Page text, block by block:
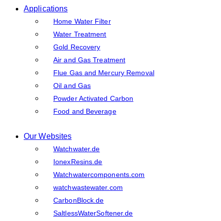
Applications
Home Water Filter
Water Treatment
Gold Recovery
Air and Gas Treatment
Flue Gas and Mercury Removal
Oil and Gas
Powder Activated Carbon
Food and Beverage
Our Websites
Watchwater.de
IonexResins.de
Watchwatercomponents.com
watchwastewater.com
CarbonBlock.de
SaltlessWaterSoftener.de